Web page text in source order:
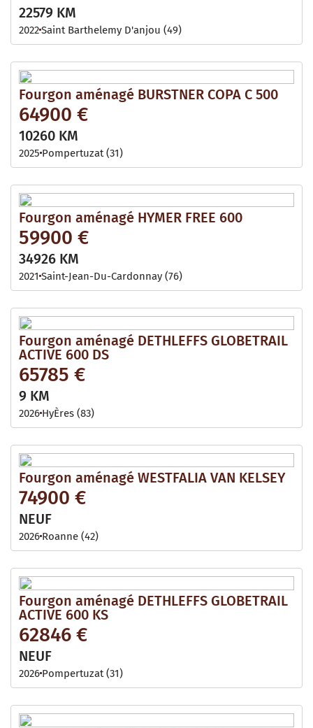
22579 KM
2022Saint Barthelemy D'anjou (49)
Fourgon aménagé BURSTNER COPA C 500
64900 €
10260 KM
2025 Pompertuzat (31)
Fourgon aménagé HYMER FREE 600
59900 €
34926 KM
2021 Saint-Jean-Du-Cardonnay (76)
Fourgon aménagé DETHLEFFS GLOBETRAIL
ACTIVE 600 DS
65785 €
9 KM
2026 HyÈres (83)
Fourgon aménagé WESTFALIA VAN KELSEY
74900 €
NEUF
2026 Roanne (42)
Fourgon aménagé DETHLEFFS GLOBETRAIL
ACTIVE 600 KS
62846 €
NEUF
2026 Pompertuzat (31)